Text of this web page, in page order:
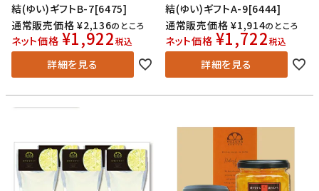
結(ゆい)ギフトB-7[6475]
通常販売価格 ¥2,136のところ
ネット価格 ¥1,922税込
詳細を見る
結(ゆい)ギフトA-9[6444]
通常販売価格 ¥1,914のところ
ネット価格 ¥1,722税込
詳細を見る